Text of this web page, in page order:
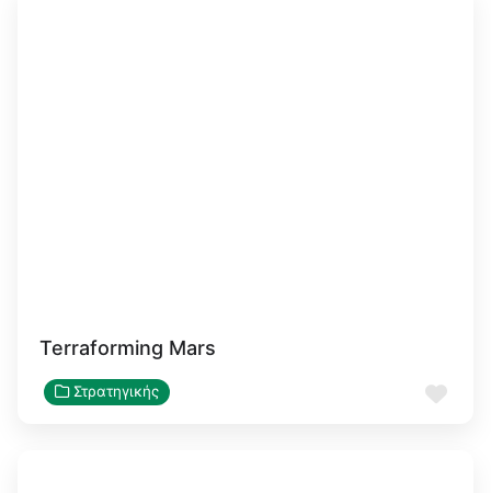
Terraforming Mars
Στρατηγικής